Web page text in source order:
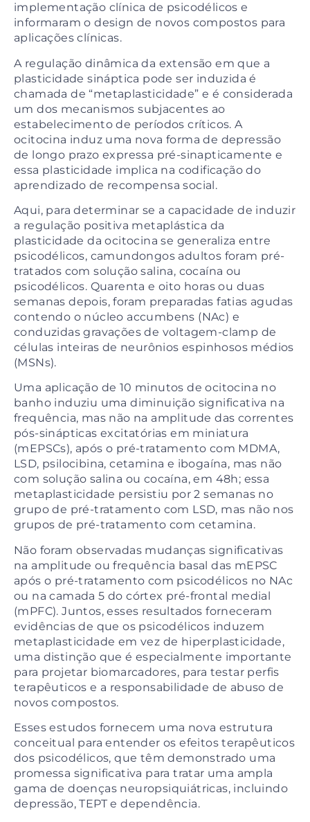
implementação clínica de psicodélicos e
informaram o design de novos compostos para
aplicações clínicas.
A regulação dinâmica da extensão em que a
plasticidade sináptica pode ser induzida é
chamada de “metaplasticidade” e é considerada
um dos mecanismos subjacentes ao
estabelecimento de períodos críticos. A
ocitocina induz uma nova forma de depressão
de longo prazo expressa pré-sinapticamente e
essa plasticidade implica na codificação do
aprendizado de recompensa social.
Aqui, para determinar se a capacidade de induzir
a regulação positiva metaplástica da
plasticidade da ocitocina se generaliza entre
psicodélicos, camundongos adultos foram pré-
tratados com solução salina, cocaína ou
psicodélicos. Quarenta e oito horas ou duas
semanas depois, foram preparadas fatias agudas
contendo o núcleo accumbens (NAc) e
conduzidas gravações de voltagem-clamp de
células inteiras de neurônios espinhosos médios
(MSNs).
Uma aplicação de 10 minutos de ocitocina no
banho induziu uma diminuição significativa na
frequência, mas não na amplitude das correntes
pós-sinápticas excitatórias em miniatura
(mEPSCs), após o pré-tratamento com MDMA,
LSD, psilocibina, cetamina e ibogaína, mas não
com solução salina ou cocaína, em 48h; essa
metaplasticidade persistiu por 2 semanas no
grupo de pré-tratamento com LSD, mas não nos
grupos de pré-tratamento com cetamina.
Não foram observadas mudanças significativas
na amplitude ou frequência basal das mEPSC
após o pré-tratamento com psicodélicos no NAc
ou na camada 5 do córtex pré-frontal medial
(mPFC). Juntos, esses resultados forneceram
evidências de que os psicodélicos induzem
metaplasticidade em vez de hiperplasticidade,
uma distinção que é especialmente importante
para projetar biomarcadores, para testar perfis
terapêuticos e a responsabilidade de abuso de
novos compostos.
Esses estudos fornecem uma nova estrutura
conceitual para entender os efeitos terapêuticos
dos psicodélicos, que têm demonstrado uma
promessa significativa para tratar uma ampla
gama de doenças neuropsiquiátricas, incluindo
depressão, TEPT e dependência.